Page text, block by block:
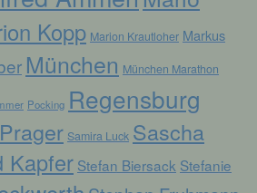
Kopp Marion Krautloher Markus
München München Marathon
Pocking Regensburg
Samira Luck Sascha
Kapfer Stefan Biersack Stefanie
Art der automatisierten
personenbezogener Daten, die
dass diese
Daten verwendet
bestimmte persönliche Aspekte,
eine natürliche Person beziehen,
insbesondere, um Aspekte
wirtschaftlicher
persönlicher Vorlieben,
Verhalten,
oder Ortswechsel dieser
zu analysieren oder